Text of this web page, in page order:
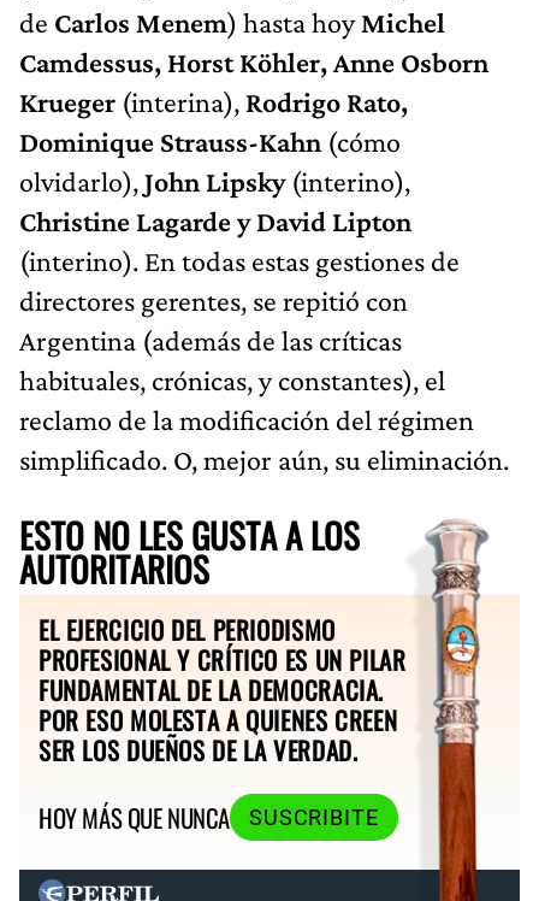
de Carlos Menem) hasta hoyMichel
Camdessus, Horst Köhler, Anne Osborn
Krueger (interina), Rodrigo Rato,
Dominique Strauss-Kahn (cómo
olvidarlo),John Lipsky(interino),
Christine Lagarde y David Lipton
(interino). En todas estas gestiones de
directores gerentes, se repitió con
Argentina (además de las críticas
habituales, crónicas, y constantes), el
reclamo de la modificación del régimen
simplificado. O, mejor aún, su eliminación.
ESTO NO LES GUSTA A LOS
AUTORITARIOS
EL EJERCICIO DEL PERIODISMO
PROFESIONAL Y CRÍTICO ES UN PILAR
FUNDAMENTAL DE LA DEMOCRACIA.
POR ESO MOLESTA A QUIENES CREEN
SER LOS DUEÑOS DE LA VERDAD.
HOY MÁS QUE NUNCA
SUSCRIBITE